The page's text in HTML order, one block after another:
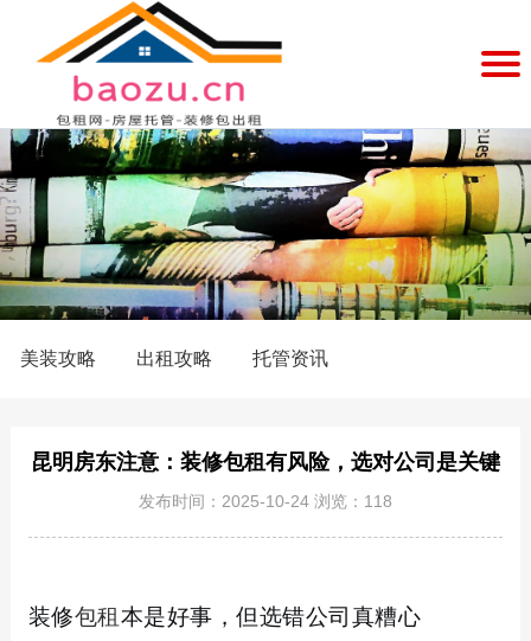
装
预
约
服
务
中
案
例
企
美装攻略 出租攻略 托管资讯
昆明房东注意：装修包租有风险，选对公司是关键
发布时间：2025-10-24 浏览：118
装修包租本是好事，但选错公司真糟心